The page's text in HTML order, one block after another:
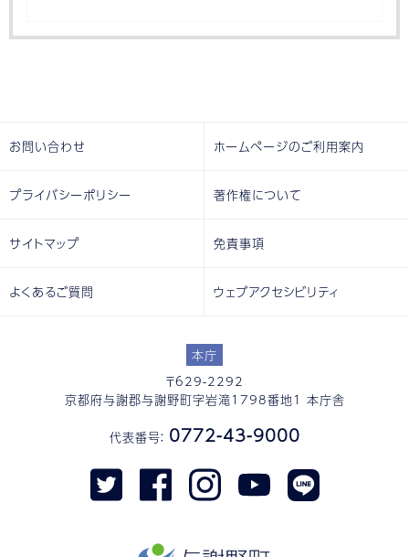
本庁
〒629-2292
京都府与謝郡与謝野町字岩滝1798番地1 本庁舎
代表番号： 0772-43-9000
お問い合わせ ホームページのご利用案内
プライバシーポリシー 著作権について
サイトマップ 免責事項
よくあるご質問 ウェブアクセシビリティ